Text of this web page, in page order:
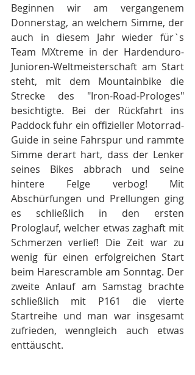
Beginnen wir am vergangenem
Donnerstag, an welchem Simme, der
auch in diesem Jahr wieder für`s
Team MXtreme in der Hardenduro-
Junioren-Weltmeisterschaft am Start
steht, mit dem Mountainbike die
Strecke des "Iron-Road-Prologes"
besichtigte. Bei der Rückfahrt ins
Paddock fuhr ein offizieller Motorrad-
Guide in seine Fahrspur und rammte
Simme derart hart, dass der Lenker
seines Bikes abbrach und seine
hintere Felge verbog! Mit
Abschürfungen und Prellungen ging
es schließlich in den ersten
Prologlauf, welcher etwas zaghaft mit
Schmerzen verlief! Die Zeit war zu
wenig für einen erfolgreichen Start
beim Harescramble am Sonntag. Der
zweite Anlauf am Samstag brachte
schließlich mit P161 die vierte
Startreihe und man war insgesamt
zufrieden, wenngleich auch etwas
enttäuscht.